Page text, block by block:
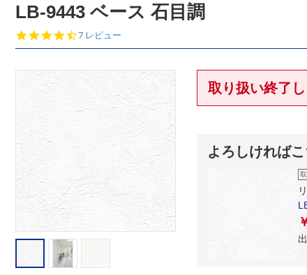
LB-9443 ベース 石目調
4.
6
t
a
t
i
n
g
7 レビュー
取り扱い終了
よろしければ